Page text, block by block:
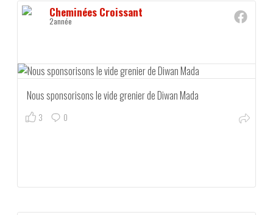
Cheminées Croissant
2année
Nous sponsorisons le vide grenier de Diwan Mada
3 0